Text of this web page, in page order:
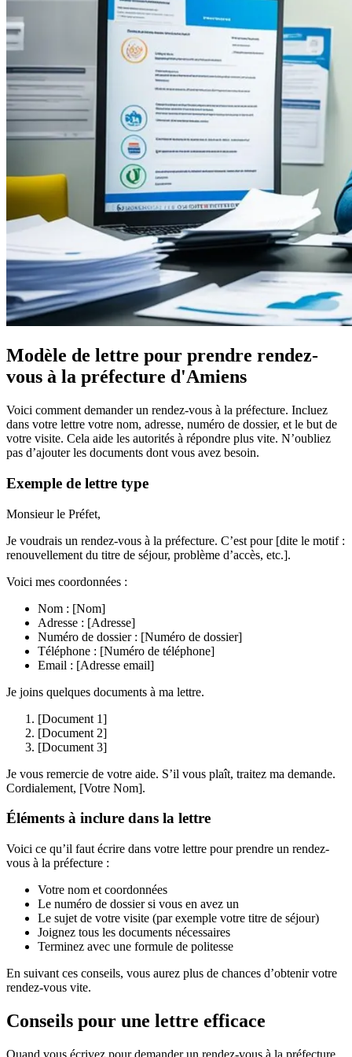
Modèle de lettre pour prendre rendez-
vous à la préfecture d'Amiens
Voici comment demander un rendez-vous à la préfecture. Incluez
dans votre lettre votre nom, adresse, numéro de dossier, et le but de
votre visite. Cela aide les autorités à répondre plus vite. N’oubliez
pas d’ajouter les documents dont vous avez besoin.
Exemple de lettre type
Monsieur le Préfet,
Je voudrais un rendez-vous à la préfecture. C’est pour [dite le motif :
renouvellement du titre de séjour, problème d’accès, etc.].
Voici mes coordonnées :
Nom : [Nom]
Adresse : [Adresse]
Numéro de dossier : [Numéro de dossier]
Téléphone : [Numéro de téléphone]
Email : [Adresse email]
Je joins quelques documents à ma lettre.
[Document 1]
[Document 2]
[Document 3]
Je vous remercie de votre aide. S’il vous plaît, traitez ma demande.
Cordialement, [Votre Nom].
Éléments à inclure dans la lettre
Voici ce qu’il faut écrire dans votre lettre pour prendre un rendez-
vous à la préfecture :
Votre nom et coordonnées
Le numéro de dossier si vous en avez un
Le sujet de votre visite (par exemple votre titre de séjour)
Joignez tous les documents nécessaires
Terminez avec une formule de politesse
En suivant ces conseils, vous aurez plus de chances d’obtenir votre
rendez-vous vite.
Conseils pour une lettre efficace
Quand vous écrivez pour demander un rendez-vous à la préfecture,